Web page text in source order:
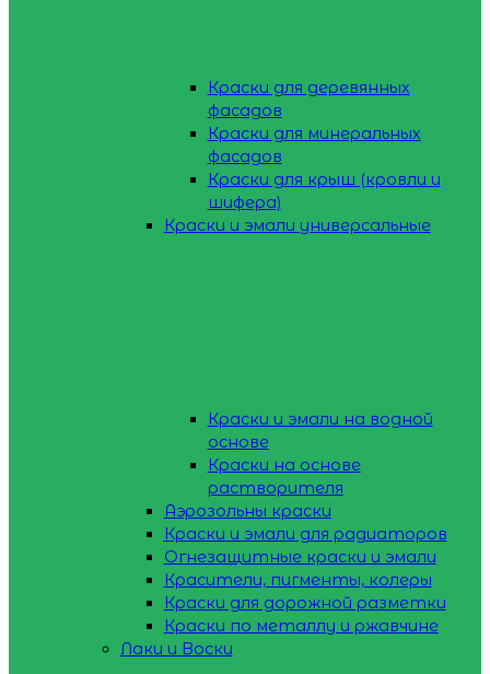
Краски для деревянных
фасадов
Краски для минеральных
фасадов
Краски для крыш (кровли и
шифера)
Краски и эмали универсальные
Краски и эмали на водной
основе
Краски на основе
растворителя
Аэрозольны краски
Краски и эмали для радиаторов
Огнезащитные краски и эмали
Красители, пигменты, колеры
Краски для дорожной разметки
Краски по металлу и ржавчине
Лаки и Воски